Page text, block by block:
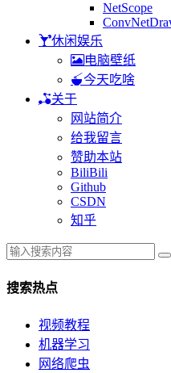
NetScope
休闲娱乐
电脑壁纸
今天吃啥
关于
网站简介
给我留言
赞助本站
BiliBili
Github
CSDN
知乎
搜索热点
视频教程
机器学习
网络爬虫